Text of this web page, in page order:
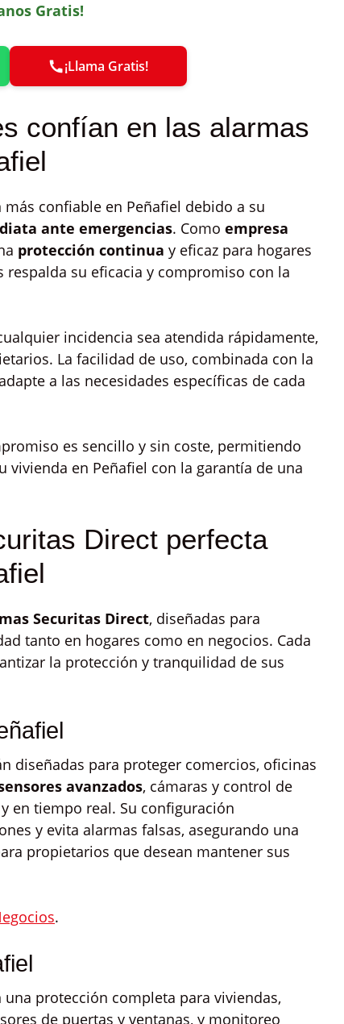
Gratis!
¡Llama Gratis!
confían en las alarmas
confiable en Peñafiel debido a su
ante emergencias. Como empresa
protección continua y eficaz para hogares
respalda su eficacia y compromiso con la
incidencia sea atendida rápidamente,
La facilidad de uso, combinada con la
a las necesidades específicas de cada
es sencillo y sin coste, permitiendo
en Peñafiel con la garantía de una
Direct perfecta
Securitas Direct, diseñadas para
tanto en hogares como en negocios. Cada
la protección y tranquilidad de sus
diseñadas para proteger comercios, oficinas
avanzados, cámaras y control de
en tiempo real. Su configuración
y evita alarmas falsas, asegurando una
propietarios que desean mantener sus
.
una protección completa para viviendas,
de puertas y ventanas, y monitoreo